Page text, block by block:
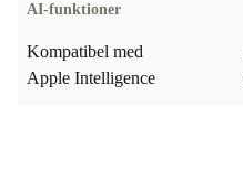
AI-funktioner
Kompatibel med
Apple Intelligence